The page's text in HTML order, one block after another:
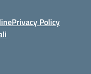
Privacy Policy